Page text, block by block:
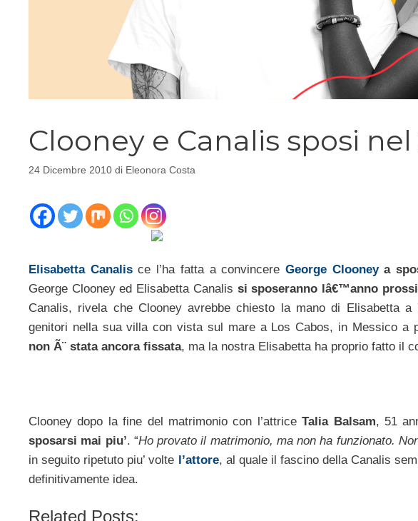
Clooney e Canalis sposi nel
24 Dicembre 2010 di Eleonora Costa
Elisabetta Canalisce l’ha fatta a convincere George Clooneya
George Clooney ed Elisabetta Canalis si sposeranno lâ€™anno
Canalis, rivela che Clooney avrebbe chiesto la mano di Elisabetta
genitori nella sua villa con vista sul mare a Los Cabos, in Messico a
non Ã¨ stata ancora fissata, ma la nostra Elisabetta ha proprio fatto il
Clooney dopo la fine del matrimonio con l’attriceTalia Balsam, 51
sposarsi mai piu’. “Ho provato il matrimonio, ma non ha funzionato.
in seguito ripetuto piu’ volte l’attore, al quale il fascino della Canalis
definitivamente idea.
Related Posts: